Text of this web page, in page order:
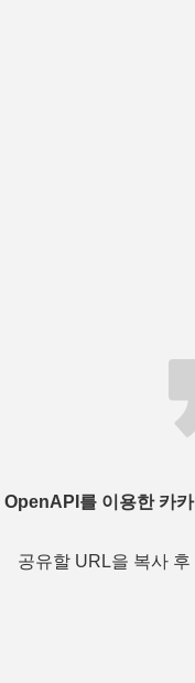
OpenAPI를 이용한 카
공유할 URL을 복사